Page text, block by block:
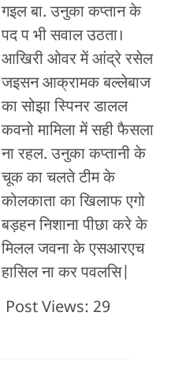
गइल बा. उनुका कप्तान के
पद प भी सवाल उठता।
आखिरी ओवर में आंद्रे रसेल
जइसन आक्रामक बल्लेबाज
का सोझा स्पिनर डालल
कवनो मामिला में सही फैसला
ना रहल. उनुका कप्तानी के
चूक का चलते टीम के
कोलकाता का खिलाफ एगो
बड़हन निशाना पीछा करे के
मिलल जवना के एसआरएच
हासिल ना कर पवलसि|
Post Views: 29